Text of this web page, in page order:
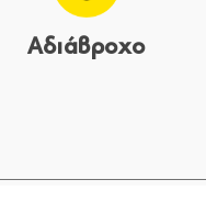
Αδιάβροχο